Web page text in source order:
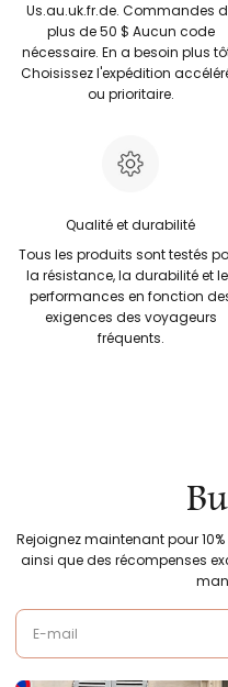
Us.au.uk.fr.de. Commandes
plus de 50 $ Aucun code
nécessaire. En a besoin plus
Choisissez l'expédition
ou prioritaire.
Qualité et durabilité
Tous les produits sont testés
la résistance, la durabilité et
performances en fonction
exigences des voyageurs
fréquents.
Rejoignez maintenant pour
ainsi que des récompenses
E-mail